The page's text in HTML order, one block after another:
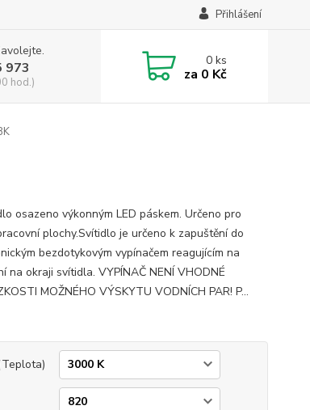
Přihlášení
973
hod.)
0ks
za 0 Kč
osazeno výkonným LED páskem. Určeno pro
plochy.Svítidlo je určeno k zapuštění do
bezdotykovým vypínačem reagujícím na
na okraji svítidla. VYPÍNAČ NENÍ VHODNÉ
MOŽNÉHO VÝSKYTU VODNÍCH PAR! P...